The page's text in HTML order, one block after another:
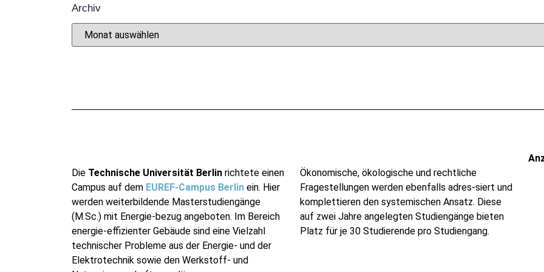
Archiv
Die Technische Universität Berlinrichtete einen
Campus auf dem EUREF-Campus Berlinein. Hier
werden weiterbildende Masterstudiengänge
(M.Sc.) mit Energie-bezug angeboten. Im Bereich
energie-effizienter Gebäude sind eine Vielzahl
technischer Probleme aus der Energie- und der
Elektrotechnik sowie den Werkstoff- und
Ökonomische, ökologische und rechtliche
Fragestellungen werden ebenfalls adres-siert und
komplettieren den systemischen Ansatz. Diese
auf zwei Jahre angelegten Studiengänge bieten
Platz für je 30 Studierende pro Studiengang.